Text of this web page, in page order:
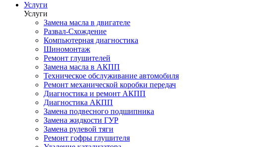
Услуги
Услуги
Замена масла в двигателе
Развал-Схождение
Компьютерная диагностика
Шиномонтаж
Ремонт глушителей
Замена масла в АКПП
Техническое обслуживание автомобиля
Ремонт механической коробки передач
Диагностика и ремонт АКПП
Диагностика АКПП
Замена подвесного подшипника
Замена жидкости ГУР
Замена рулевой тяги
Ремонт гофры глушителя